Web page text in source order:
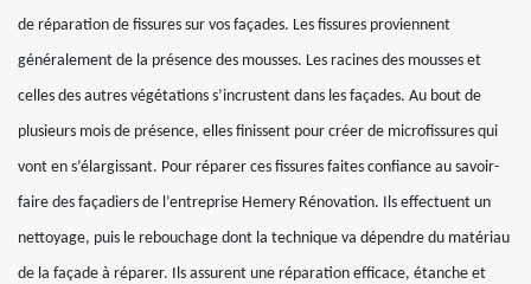
de réparation de fissures sur vos façades. Les fissures proviennent
généralement de la présence des mousses. Les racines des mousses et
celles des autres végétations s’incrustent dans les façades. Au bout de
plusieurs mois de présence, elles finissent pour créer de microfissures qui
vont en s’élargissant. Pour réparer ces fissures faites confiance au savoir-
faire des façadiers de l’entreprise Hemery Rénovation. Ils effectuent un
nettoyage, puis le rebouchage dont la technique va dépendre du matériau
de la façade à réparer. Ils assurent une réparation efficace, étanche et